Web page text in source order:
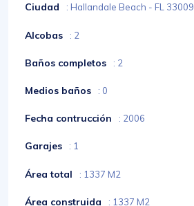
Ciudad : Hallandale Beach - FL 33009
Alcobas : 2
Baños completos : 2
Medios baños : 0
Fecha contrucción : 2006
Garajes : 1
Área total : 1337 M2
Área construida : 1337 M2